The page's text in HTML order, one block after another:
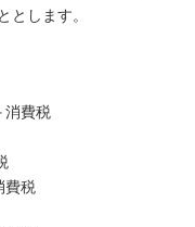
とします。
税
費税